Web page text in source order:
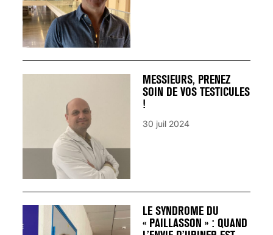
MESSIEURS, PRENEZ
SOIN DE VOS TESTICULES
!
30 juil 2024
LE SYNDROME DU
« PAILLASSON » : QUAND